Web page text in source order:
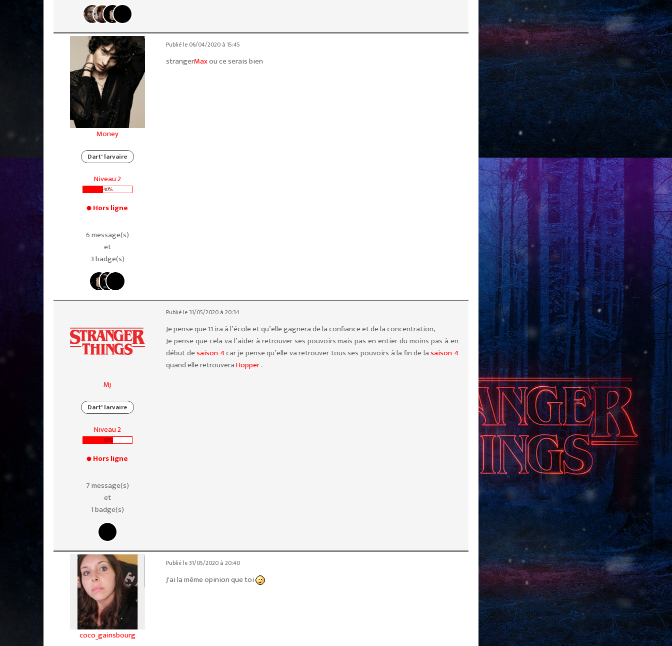
Money
Dart' larvaire
Niveau 2
40%
Hors ligne
6 message(s)
et
3 badge(s)
Publié le 06/04/2020 à 15:45
strangerMaxou ce serais bien
Mj
Dart' larvaire
Niveau 2
60%
Hors ligne
7 message(s)
et
1 badge(s)
Publié le 31/05/2020 à 20:34
Je pense que 11 ira à l’école et qu’elle gagnera de la confiance et de la concentration,
Je pense que cela va l’aider à retrouver ses pouvoirs mais pas en entier du moins pas à en
début desaison 4car je pense qu’elle va retrouver tous ses pouvoirs à la fin de lasaison 4
quand elle retrouveraHopper.
coco_gainsbourg
Publié le 31/05/2020 à 20:40
J'ai la même opinion que toi